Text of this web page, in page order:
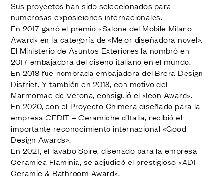
Sus proyectos han sido seleccionados para
numerosas exposiciones internacionales.
En 2017 ganó el premio «Salone del Mobile Milano
Award» en la categoría de «Mejor diseñadora novel».
El Ministerio de Asuntos Exteriores la nombró en
2017 embajadora del diseño italiano en el mundo.
En 2018 fue nombrada embajadora del Brera Design
District. Y también en 2018, con motivo del
Marmomac de Verona, consiguió el «Icon Award».
En 2020, con el Proyecto Chimera diseñado para la
empresa CEDIT – Ceramiche d’Italia, recibió el
importante reconocimiento internacional «Good
Design Awards».
En 2021, el lavabo Spire, diseñado para la empresa
Ceramica Flaminia, se adjudicó el prestigioso «ADI
Ceramic & Bathroom Award».